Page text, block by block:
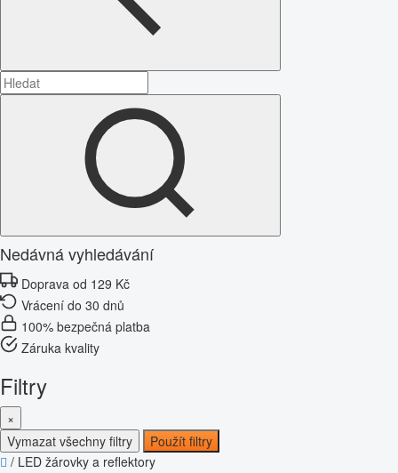
Nedávná vyhledávání
Doprava od 129 Kč
Vrácení do 30 dnů
100% bezpečná platba
Záruka kvality
Filtry
×
Vymazat všechny filtry
Použít filtry
/ LED žárovky a reflektory